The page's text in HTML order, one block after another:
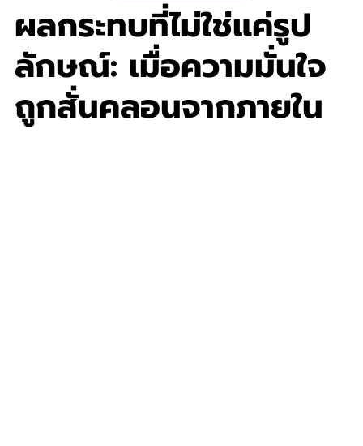
ผลกระทบที่ไม่ใช่แค่รูป
ลักษณ์: เมื่อความมั่นใจ
ถูกสั่นคลอนจากภายใน